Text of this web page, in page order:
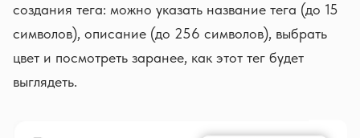
создания тега: можно указать название тега (до 15
символов), описание (до 256 символов), выбрать
цвет и посмотреть заранее, как этот тег будет
выглядеть.